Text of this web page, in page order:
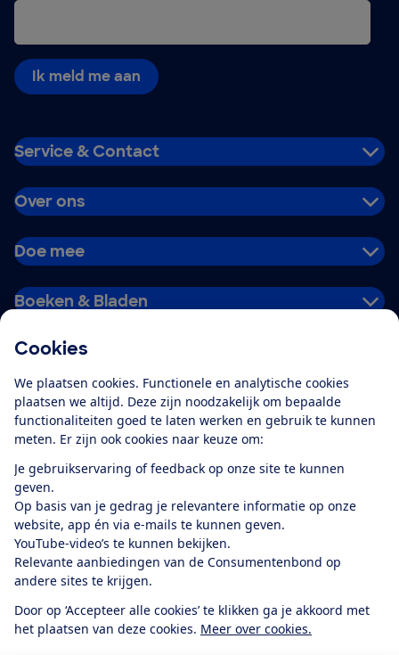
Cookies
We plaatsen cookies. Functionele en analytische cookies
plaatsen we altijd. Deze zijn noodzakelijk om bepaalde
functionaliteiten goed te laten werken en gebruik te kunnen
meten. Er zijn ook cookies naar keuze om:
Je gebruikservaring of feedback op onze site te kunnen
geven.
Op basis van je gedrag je relevantere informatie op onze
website, app én via e-mails te kunnen geven.
YouTube-video’s te kunnen bekijken.
Relevante aanbiedingen van de Consumentenbond op
andere sites te krijgen.
Door op ‘Accepteer alle cookies’ te klikken ga je akkoord met
het plaatsen van deze cookies. Meer over cookies.
Ik meld me aan
Service & Contact
Over ons
Doe mee
Boeken & Bladen
Alles over de
app
Algemene Voorwaarden
Privacyverklaring
Cookiebeleid
Privacyvoorkeuren
Toegankelijkheid
RSS-feed nieuws
FacebookTwitterInstagram
YoutubeLinkedIn
12.901consumentenbeoordelen de Consumentenbondmet gemiddeld